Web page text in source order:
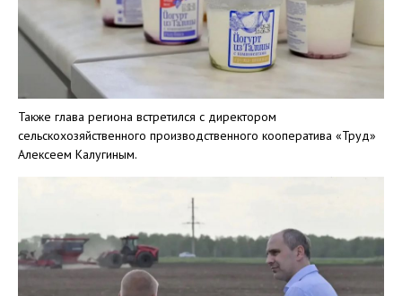
Также глава региона встретился с директором
сельскохозяйственного производственного кооператива «Труд»
Алексеем Калугиным.